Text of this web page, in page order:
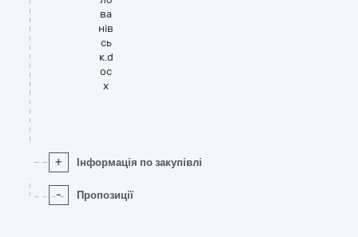
ва
нів
сь
к.d
oc
x
+ Інформація по закупівлі
- Пропозиції